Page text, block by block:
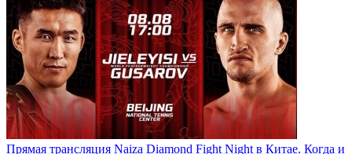
Прямая трансляция Naiza Diamond Fight Night в Китае. Когда и